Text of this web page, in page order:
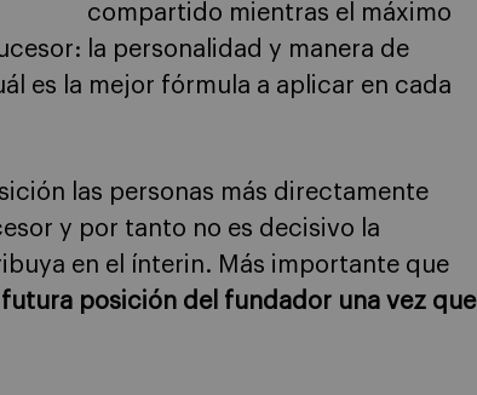
compartido mientras el máximo
la personalidad y manera de
es la mejor fórmula a aplicar en cada
las personas más directamente
y por tanto no es decisivo la
en el ínterin. Más importante que
posición del fundador una vez que